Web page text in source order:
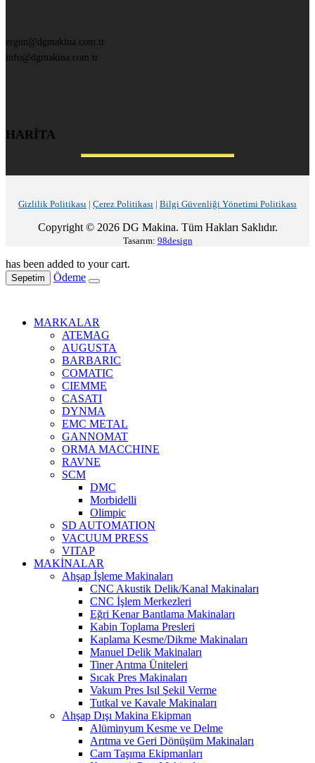
ergun@dgmakina.com.tr
info@dgmakina.com.tr
HARİTA
Gizlilik Politikası | Çerez Politikası | Bilgi Güvenliği Yönetimi Politikası
Copyright © 2026 DG Makina. Tüm Hakları Saklıdır.
Tasarım: 98design
has been added to your cart.
Sepetim Ödeme
MARKALAR
ATEMAG
AUGUSTA
BARBARIC
COMATIC
CIEMME
CASATI
DYNMA
EMC METAL
GANNOMAT
ORMA MACCHINE
RAVNE
SCM
DMC
Morbidelli
Olimpic
SD AUTOMATION
VACUUM PRESS
VITAP
MAKİNALAR
Ahşap İşleme Makinaları
CNC Akustik Delik/Kanal Makinaları
CNC İşlem Merkezleri
Eğri Kenar Bantlama Makinaları
Kabin Toplama Presleri
Kaplama Kesme/Dikme Makinaları
Manuel Delik Makinaları
Tiner Arıtma Üniteleri
Sıcak Pres Makinaları
Vakum Pres Isıl Şekil Verme
Tutkal ve Kavale Makinaları
Ahşap Dışı Makina Ekipman
Alüminyum Kesme ve Delme
Arıtma ve Geri Dönüşüm Makinaları
Cam Taşıma Ekipmanları